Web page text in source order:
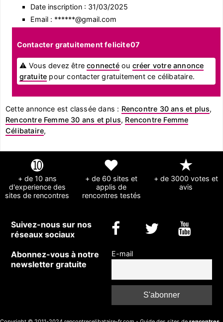
Date inscription : 31/03/2025
Email : ******@gmail.com
Contacter gratuitement felicite07
⚠ Vous devez êtreconnectéou créer votre annonce
gratuite pour contacter gratuitement ce célibataire.
Cette annonce est classée dans : Rencontre 30 ans et plus,
Rencontre Femme 30 ans et plus, Rencontre Femme
Célibataire,
➓
+ de 10 ans
d'experience des
sites de rencontres
❤
+ de 60 sites et
applis de
rencontres testés
★
+ de 3000 votes et
avis
Suivez-nous sur nos
réseaux sociaux
Abonnez-vous à notre
newsletter gratuite
E-mail